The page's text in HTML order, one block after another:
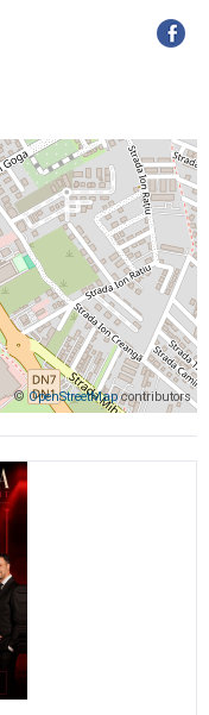
© OpenStreetMapcontributors